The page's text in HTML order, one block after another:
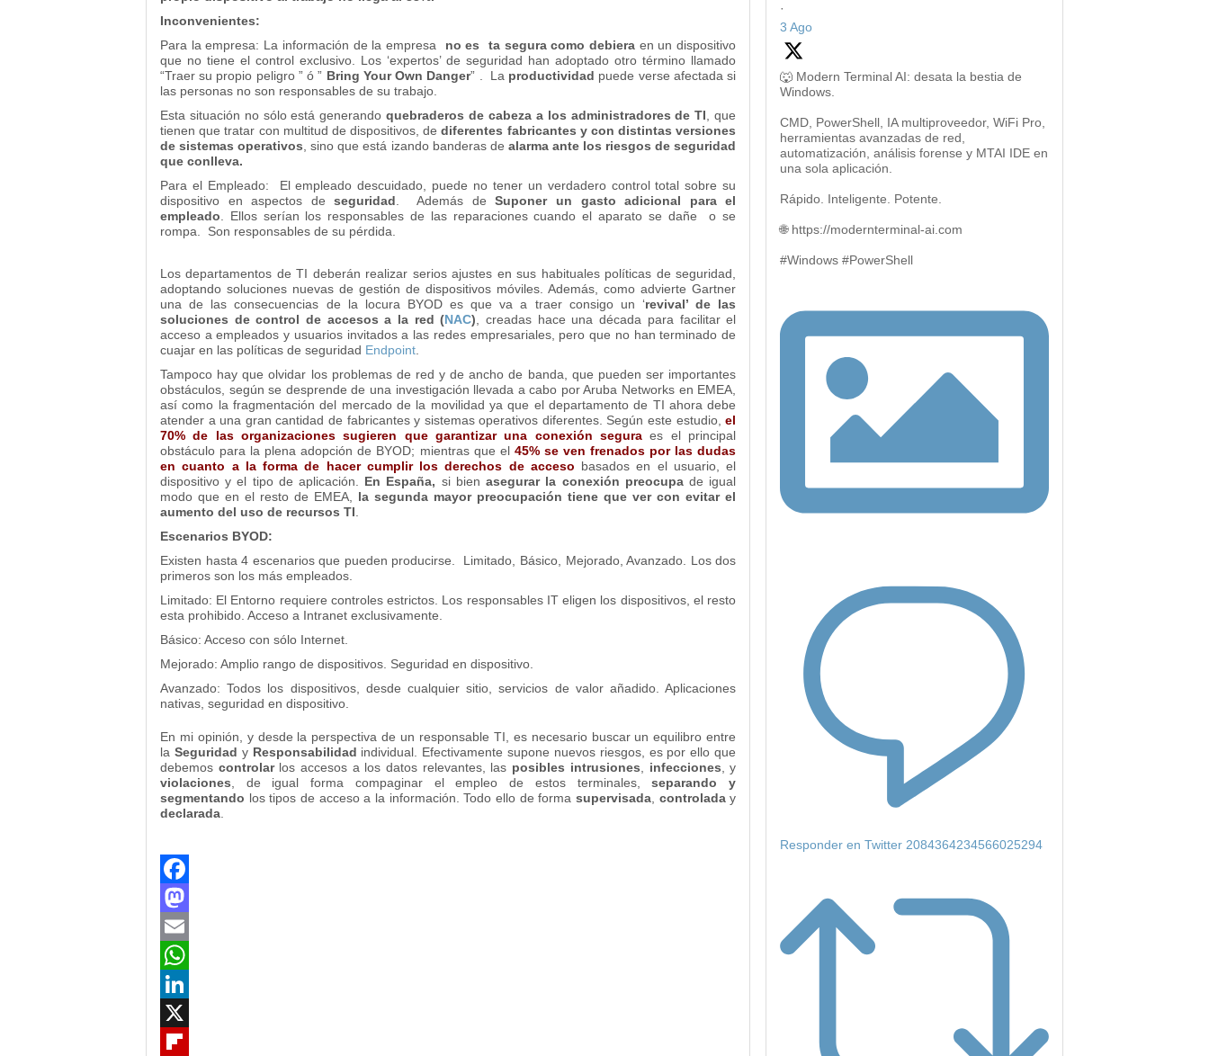
Inconvenientes:
Para la empresa: La información de la empresa no es ta segura como debieraen un dispositivo
que no tiene el control exclusivo. Los ‘expertos’ de seguridad han adoptado otro término llamado
“Traer su propio peligro ” ó ” Bring Your Own Danger” . La productividad puede verse afectada si
las personas no son responsables de su trabajo.
Esta situación no sólo está generandoquebraderos de cabeza a los administradores de TI , que
tienen que tratar con multitud de dispositivos, dediferentes fabricantes y con distintas versiones
de sistemas operativos , sino que está izando banderas de alarma ante los riesgos de seguridad
que conlleva.
Para el Empleado: El empleado descuidado, puede no tener un verdadero control total sobre su
dispositivo en aspectos deseguridad . Además deSuponer un gasto adicional para el
empleado . Ellos serían los responsables de las reparaciones cuando el aparato se dañe o se
rompa. Son responsables de su pérdida.
Los departamentos de TI deberán realizar serios ajustes en sus habituales políticas de seguridad,
adoptando soluciones nuevas de gestión de dispositivos móviles. Además, como advierte Gartner
una de las consecuencias de la locura BYOD es que va a traer consigo un ‘revival’ de las
soluciones de control de accesos a la red (NAC) , creadas hace una década para facilitar el
acceso a empleados y usuarios invitados a las redes empresariales, pero que no han terminado de
cuajar en las políticas de seguridad Endpoint
Tampoco hay que olvidar los problemas de red y de ancho de banda, que pueden ser importantes
obstáculos, según se desprende de una investigación llevada a cabo por Aruba Networks en EMEA,
así como la fragmentación del mercado de la movilidad ya que el departamento de TI ahora debe
atender a una gran cantidad de fabricantes y sistemas operativos diferentes. Según este estudio,el
70% de las organizaciones sugieren que garantizar una conexión segura es el principal
obstáculo para la plena adopción de BYOD; mientras que el45% se ven frenados por las dudas
en cuanto a la forma de hacer cumplir los derechos de acceso basados en el usuario, el
dispositivo y el tipo de aplicación. En España, si bienasegurar la conexión preocupade igual
modo que en el resto de EMEA,
la segunda mayor preocupación tiene que ver con evitar el
aumento del uso de recursos TI
Escenarios BYOD:
Existen hasta 4 escenarios que pueden producirse. Limitado, Básico, Mejorado, Avanzado. Los dos
primeros son los más empleados.
Limitado: El Entorno requiere controles estrictos. Los responsables IT eligen los dispositivos, el resto
esta prohibido. Acceso a Intranet exclusivamente.
Básico: Acceso con sólo Internet.
Mejorado: Amplio rango de dispositivos. Seguridad en dispositivo.
Avanzado: Todos los dispositivos, desde cualquier sitio, servicios de valor añadido. Aplicaciones
nativas, seguridad en dispositivo.
En mi opinión, y desde la perspectiva de un responsable TI, es necesario buscar un equilibro entre
la Seguridad y Responsabilidad individual. Efectivamente supone nuevos riesgos, es por ello que
debemos controlarlos accesos a los datos relevantes, las posibles intrusiones infecciones , y
violaciones , de igual forma compaginar el empleo de estos terminales,separando y
segmentando los tipos de acceso a la información. Todo ello de forma supervisada, controladay
declarada
Facebook
Mastodon
Email
WhatsApp
LinkedIn
·
3 Ago
🐺 Modern Terminal AI: desata la bestia de
Windows.
CMD, PowerShell, IA multiproveedor, WiFi Pro,
herramientas avanzadas de red,
automatización, análisis forense y MTAI IDE en
una sola aplicación.
Rápido. Inteligente. Potente.
🌐 https://modernterminal-ai.com
#Windows #PowerShell
Responder en Twitter 2084364234566025294